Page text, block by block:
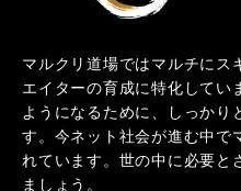
マルクリ道場ではマルチにス
エイターの育成に特化してい
ようになるために、しっかり
す。今ネット社会が進む中で
れています。世の中に必要と
ましょう。